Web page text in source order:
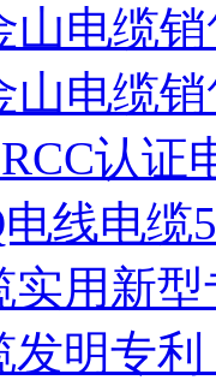
山电缆
山电缆
认
电线电
实用新
发明专